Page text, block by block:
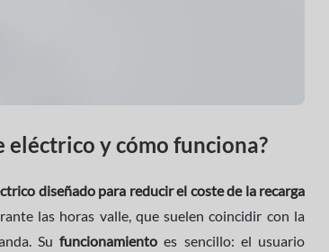
eléctrico y cómo funciona?
diseñado para reducir el coste de la recarga
las horas valle, que suelen coincidir con la
Sufuncionamiento es sencillo: el usuario